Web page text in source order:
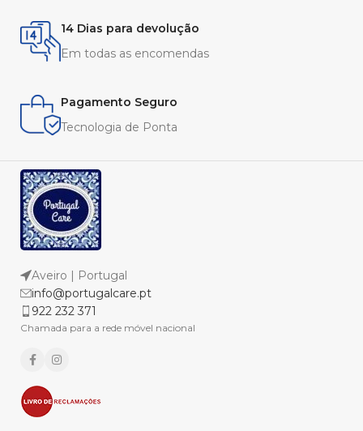
14 Dias para devolução
Em todas as encomendas
Pagamento Seguro
Tecnologia de Ponta
Aveiro | Portugal
info@portugalcare.pt
922 232 371
Chamada para a rede móvel nacional